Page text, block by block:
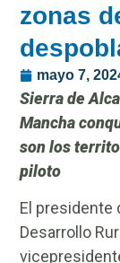
zonas
mayo 7,
Sierra de
Mancha
son los
piloto
El presidente
Desarrollo